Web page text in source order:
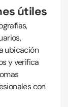
útiles
ubicación
y verifica
con